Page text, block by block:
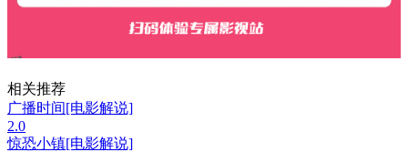
相关推荐
广播时间[电影解说]
2.0
惊恐小镇[电影解说]